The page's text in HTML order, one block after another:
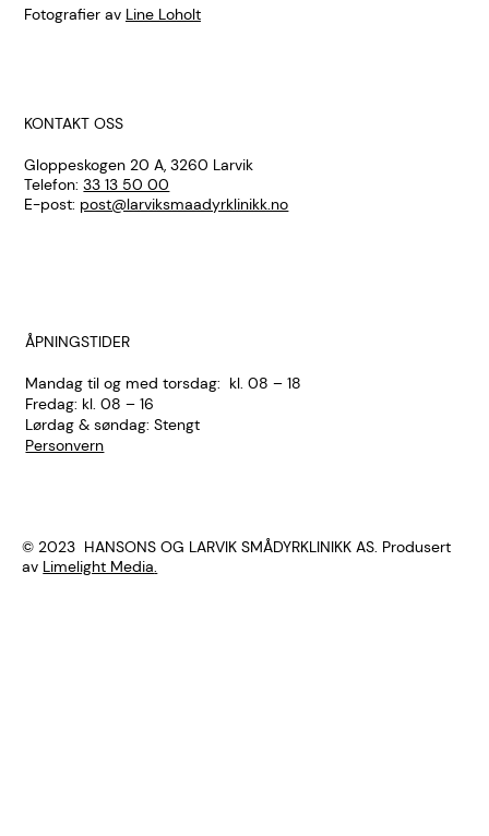
KONTAKT OSS
Gloppeskogen 20 A, 3260 Larvik
Telefon:33 13 50 00
E-post: post@larviksmaadyrklinikk.no
ÅPNINGSTIDER
Mandag til og med torsdag: kl. 08 – 18
Fredag: kl. 08 – 16
Lørdag & søndag: Stengt
Personvern
© 2023 HANSONS OG LARVIK SMÅDYRKLINIKK AS. Produsert
av Limelight Media.
Fotografier av Line Loholt